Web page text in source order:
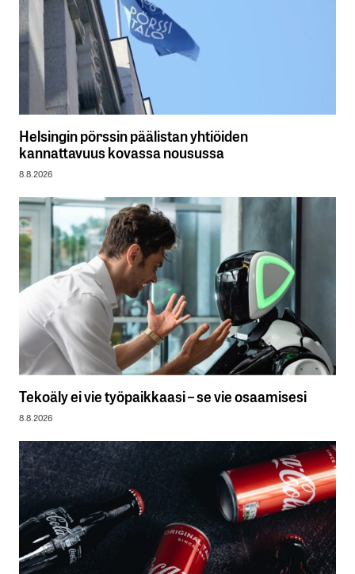
Helsingin pörssin päälistan yhtiöiden
kannattavuus kovassa nousussa
8.8.2026
Tekoäly ei vie työpaikkaasi – se vie osaamisesi
8.8.2026